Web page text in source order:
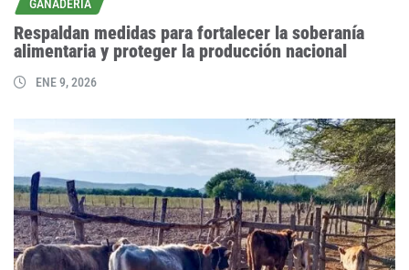
GANADERÍA
Respaldan medidas para fortalecer la soberanía
alimentaria y proteger la producción nacional
ENE 9, 2026